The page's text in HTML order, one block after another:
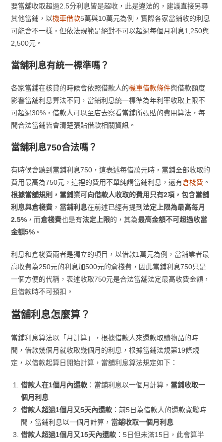
要當舖收取超過2.5分利息皆是超收，此是違法的，建議直接另尋
其他當鋪，以機車借款5萬與10萬元為例，實際各家當鋪收的利息
可能會不一樣，但依法規範是絕對不可以超過每個月利息1,250與
2,500元。
當舖利息有統一標準嗎？
各家當鋪在核貸的時候會依照借款人的機車借款條件與借款額度
影響當舖利息算法不同，當鋪利息統一標準為年利率收取上限不
可超過30%，借款人可以至店去察看當鋪所張貼的費用算法，每
間合法當鋪皆會清楚張貼借款相關資訊。
當舖利息750合法嗎？
有時候會聽到當鋪利息750，這表述每借萬元時，當鋪全部收取的
費用最高為750元，這裡的費用不單純講當鋪利息，還有倉棧費 。
根據當舖規則，當鋪業可向借款人收取的費用只有2項，包含當舖
利息與倉棧費 ， 當鋪利息在前述已經有提到法定上限為最高每月
2.5% ，而倉棧費也是有法定上限的，其為最高金額不可超過收當
金額5% 。
利息和倉棧費兩者是獨立的項目，以借款1萬元為例，當舖業者最
高收費為250元的利息加500元的倉棧費，因此當鋪利息750只是
一個方便的代稱，表述收取750元是合法當舖法定最高收費金額，
且借款時不可預扣。
當舖利息怎麼算？
當鋪利息算法以「月計算」，根據借款人來還款取贖物品的時
間，借款幾個月就收取幾個月的利息，根據當鋪法規第19條規
定，以借款起算日開始計算，當舖利息算法規定如下：
借款人在1個月內還款 ：當鋪利息以一個月計算， 當鋪收取一
個月利息
借款人超過1個月又5天內還款 ：前5日為借款人的還款寬鬆時
間，當鋪利息以一個月計算， 當鋪收取一個月利息
借款人超過1個月又15天內還款 ：5日但未滿15日，此會算半